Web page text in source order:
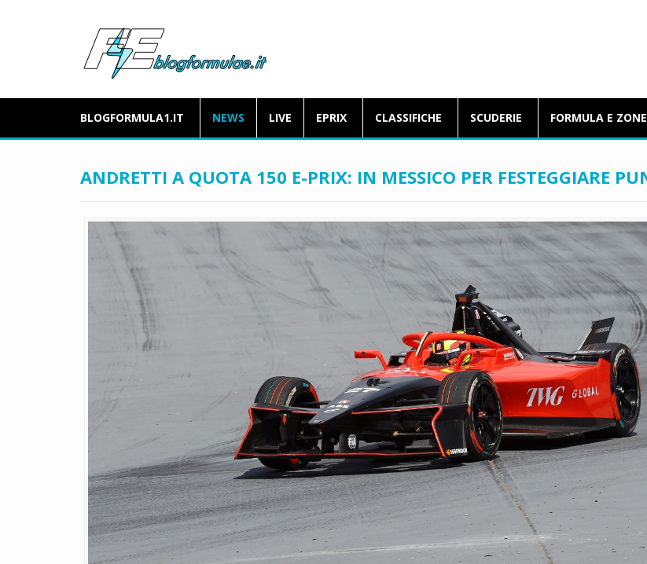
BLOGFORMULA1.IT NEWS LIVE EPRIX CLASSIFICHE SCUDERIE FORMULA E ZONE
ANDRETTI A QUOTA 150 E-PRIX: IN MESSICO PER FESTEGGIARE